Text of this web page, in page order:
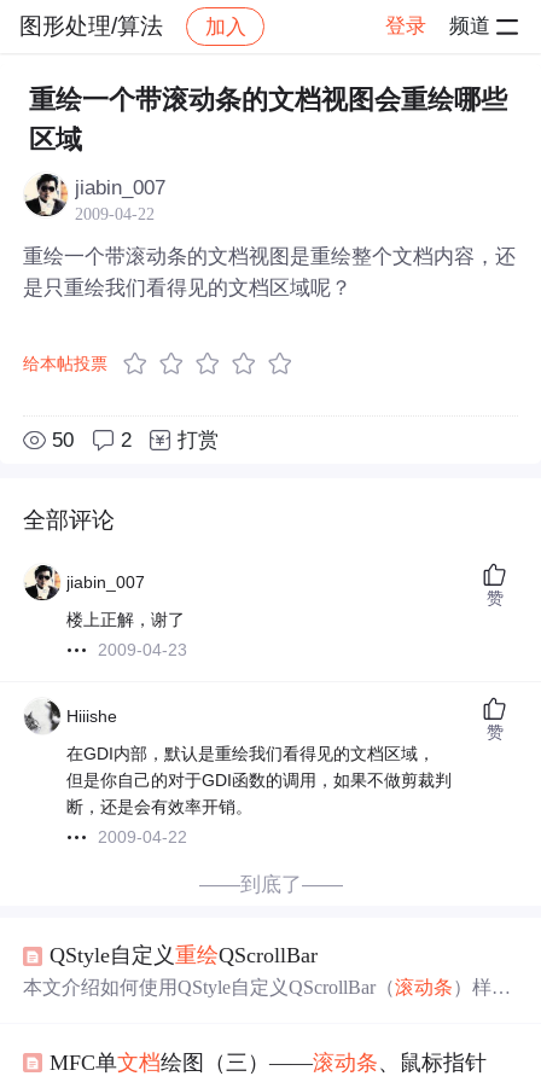
图形处理/算法 加入 登录 频道
社区 图形处理/算法 帖子详情
重绘一个带滚动条的文档视图会重绘哪些
区域
jiabin_007
2009-04-22
重绘一个带滚动条的文档视图是重绘整个文档内容，还
是只重绘我们看得见的文档区域呢？
给本帖投票
50 2 打赏
全部评论
jiabin_007
楼上正解，谢了
2009-04-23
赞
Hiiishe
在GDI内部，默认是重绘我们看得见的文档区域，
但是你自己的对于GDI函数的调用，如果不做剪裁判
断，还是会有效率开销。
2009-04-22
赞
——到底了——
QStyle自定义重绘QScrollBar
本文介绍如何使用QStyle自定义QScrollBar（滚动条）样
不同文档中的应用。
MFC单文档绘图（三）——滚动条、鼠标指针